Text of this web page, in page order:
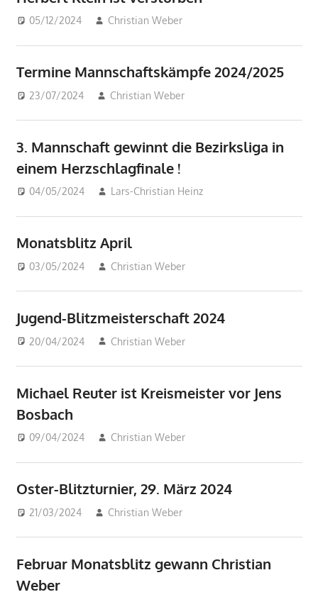
05/12/2024 Christian Weber
Termine Mannschaftskämpfe 2024/2025
23/07/2024 Christian Weber
3. Mannschaft gewinnt die Bezirksliga in
einem Herzschlagfinale !
04/05/2024 Lars-Christian Heinz
Monatsblitz April
03/05/2024 Christian Weber
Jugend-Blitzmeisterschaft 2024
20/04/2024 Christian Weber
Michael Reuter ist Kreismeister vor Jens
Bosbach
09/04/2024 Christian Weber
Oster-Blitzturnier, 29. März 2024
21/03/2024 Christian Weber
Februar Monatsblitz gewann Christian
Weber